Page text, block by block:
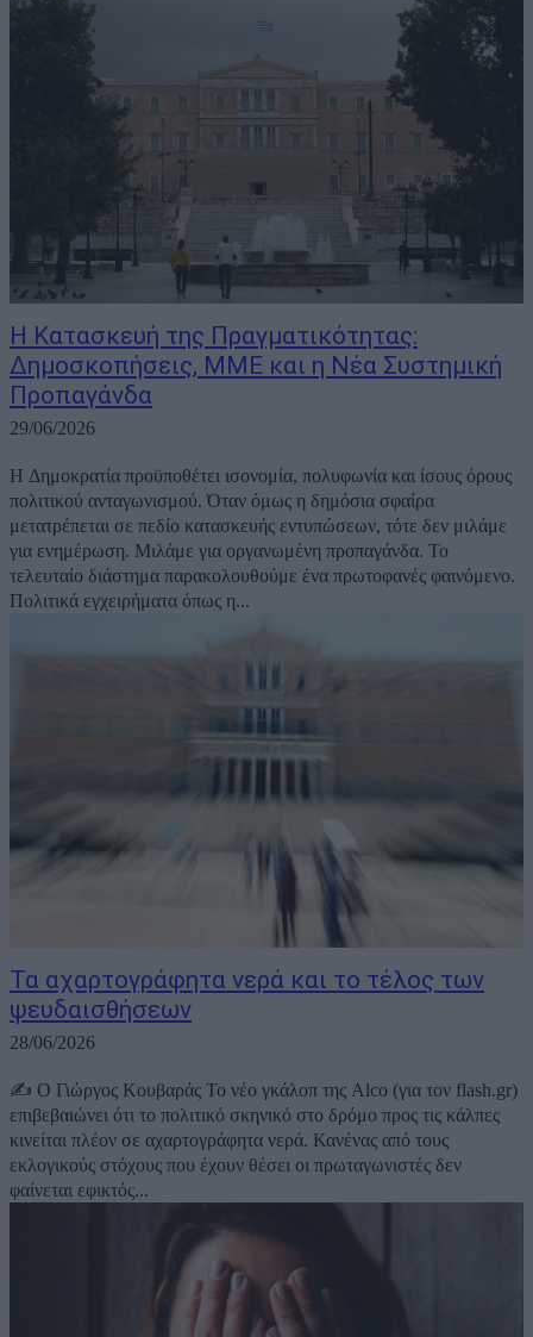
Η Κατασκευή της Πραγματικότητας:
Δημοσκοπήσεις, ΜΜΕ και η Νέα Συστημική
Προπαγάνδα
29/06/2026
Η Δημοκρατία προϋποθέτει ισονομία, πολυφωνία και ίσους όρους
πολιτικού ανταγωνισμού. Όταν όμως η δημόσια σφαίρα
μετατρέπεται σε πεδίο κατασκευής εντυπώσεων, τότε δεν μιλάμε
για ενημέρωση. Μιλάμε για οργανωμένη προπαγάνδα. Το
τελευταίο διάστημα παρακολουθούμε ένα πρωτοφανές φαινόμενο.
Πολιτικά εγχειρήματα όπως η...
Τα αχαρτογράφητα νερά και το τέλος των
ψευδαισθήσεων
28/06/2026
✍️ Ο Γιώργος Κουβαράς Το νέο γκάλοπ της Alco (για τον flash.gr)
επιβεβαιώνει ότι το πολιτικό σκηνικό στο δρόμο προς τις κάλπες
κινείται πλέον σε αχαρτογράφητα νερά. Κανένας από τους
εκλογικούς στόχους που έχουν θέσει οι πρωταγωνιστές δεν
φαίνεται εφικτός...